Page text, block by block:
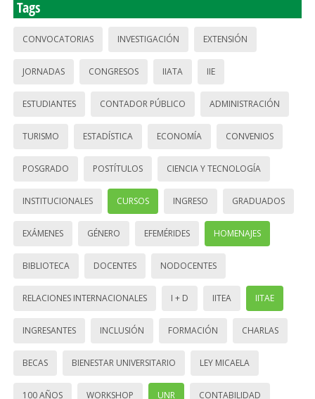
Tags
CONVOCATORIAS INVESTIGACIÓN EXTENSIÓN
JORNADAS CONGRESOS IIATA IIE
ESTUDIANTES CONTADOR PÚBLICO ADMINISTRACIÓN
TURISMO ESTADÍSTICA ECONOMÍA CONVENIOS
POSGRADO POSTÍTULOS CIENCIA Y TECNOLOGÍA
INSTITUCIONALES CURSOS INGRESO GRADUADOS
EXÁMENES GÉNERO EFEMÉRIDES HOMENAJES
BIBLIOTECA DOCENTES NODOCENTES
RELACIONES INTERNACIONALES I + D IITEA IITAE
INGRESANTES INCLUSIÓN FORMACIÓN CHARLAS
BECAS BIENESTAR UNIVERSITARIO LEY MICAELA
100 AÑOS WORKSHOP UNR CONTABILIDAD